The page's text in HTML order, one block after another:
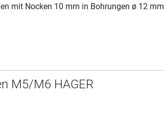
mit Nocken 10 mm in Bohrungen ø 12 mm
M5/M6 HAGER